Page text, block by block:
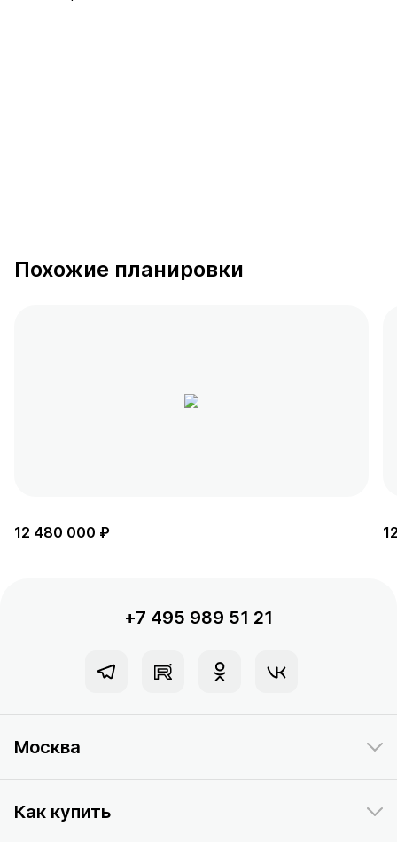
Похожие планировки
12 480 000 ₽
+7 495 989 51 21
Москва
Как купить